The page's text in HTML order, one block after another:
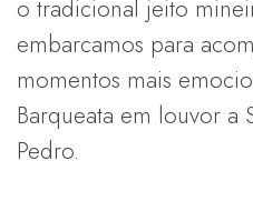
o tradicional jeito
embarcamos para
momentos mais
Barqueata em louvor a
Pedro.